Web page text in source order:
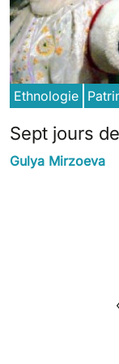
Ethnologie
Sept jours
Gulya Mirzoeva